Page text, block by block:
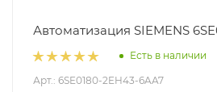
Автоматизация SIEMENS
Есть в наличии
Арт.: 6SE0180-2EH43-6AA7